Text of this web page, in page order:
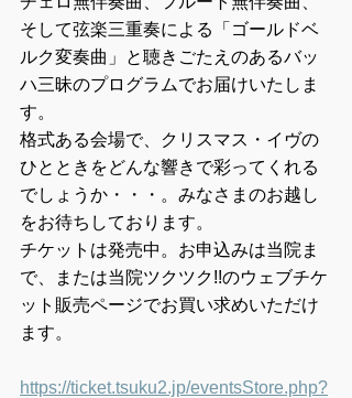
そして弦楽三重奏による「ゴールドベ
ルク変奏曲」と聴きごたえのあるバッ
ハ三昧のプログラムでお届けいたしま
す。
格式ある会場で、クリスマス・イヴの
ひとときをどんな響きで彩ってくれる
でしょうか・・・。みなさまのお越し
をお待ちしております。
チケットは発売中。お申込みは当院ま
で、または当院ツクツク!!のウェブチケ
ット販売ページでお買い求めいただけ
ます。
https://ticket.tsuku2.jp/eventsStore.php?